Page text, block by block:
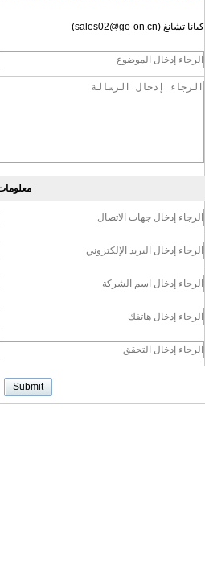
كيانا تشانغ (sales02@go-on.cn)